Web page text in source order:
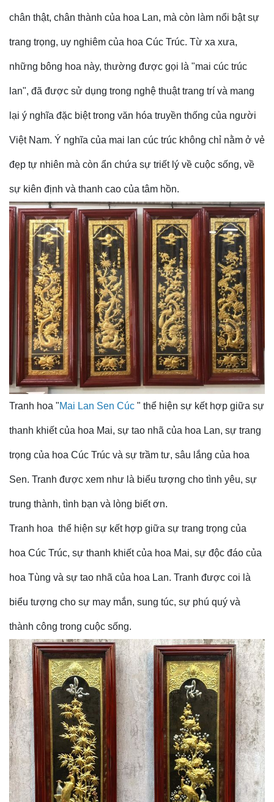
chân thật, chân thành của hoa Lan, mà còn làm nổi bật sự
trang trọng, uy nghiêm của hoa Cúc Trúc. Từ xa xưa,
những bông hoa này, thường được gọi là "mai cúc trúc
lan", đã được sử dụng trong nghệ thuật trang trí và mang
lại ý nghĩa đặc biệt trong văn hóa truyền thống của người
Việt Nam. Ý nghĩa của mai lan cúc trúc không chỉ nằm ở vẻ
đẹp tự nhiên mà còn ẩn chứa sự triết lý về cuộc sống, về
sự kiên định và thanh cao của tâm hồn.
Tranh hoa "Mai Lan Sen Cúc " thể hiện sự kết hợp giữa sự
thanh khiết của hoa Mai, sự tao nhã của hoa Lan, sự trang
trọng của hoa Cúc Trúc và sự trầm tư, sâu lắng của hoa
Sen. Tranh được xem như là biểu tượng cho tình yêu, sự
trung thành, tình bạn và lòng biết ơn.
Tranh hoa thể hiện sự kết hợp giữa sự trang trọng của
hoa Cúc Trúc, sự thanh khiết của hoa Mai, sự độc đáo của
hoa Tùng và sự tao nhã của hoa Lan. Tranh được coi là
biểu tượng cho sự may mắn, sung túc, sự phú quý và
thành công trong cuộc sống.